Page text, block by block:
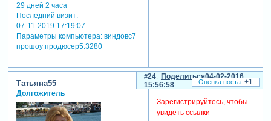
29 дней 2 часа
Последний визит:
07-11-2019 17:19:07
Параметры компьютера:виндовс7
прошоу продюсер5.3280
Поделиться
24
04-02-2016
15:56:58
Татьяна55
Долгожитель
Зарегистрируйтесь, чтобы
увидеть ссылки
+1